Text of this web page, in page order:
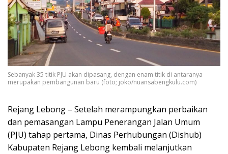
Sebanyak 35 titik PJU akan dipasang, dengan enam titik di antaranya
merupakan pembangunan baru (foto; joko/nuansabengkulu.com)
Rejang Lebong – Setelah merampungkan perbaikan
dan pemasangan Lampu Penerangan Jalan Umum
(PJU) tahap pertama, Dinas Perhubungan (Dishub)
Kabupaten Rejang Lebong kembali melanjutkan